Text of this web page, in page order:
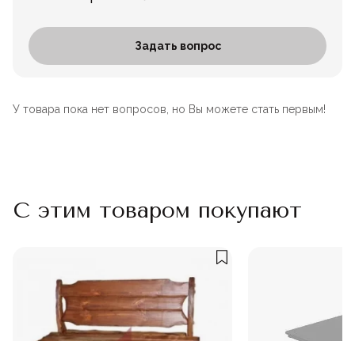
Задать вопрос
У товара пока нет вопросов, но Вы можете стать первым!
С этим товаром покупают